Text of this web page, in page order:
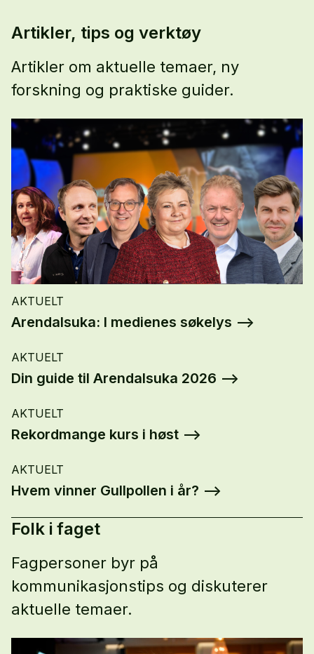
Artikler, tips og verktøy
Artikler om aktuelle temaer, ny
forskning og praktiske guider.
AKTUELT
Arendalsuka: I medienes søkelys
AKTUELT
Din guide til Arendalsuka 2026
AKTUELT
Rekordmange kurs i høst
AKTUELT
Hvem vinner Gullpollen i år?
Folk i faget
Fagpersoner byr på
kommunikasjonstips og diskuterer
aktuelle temaer.